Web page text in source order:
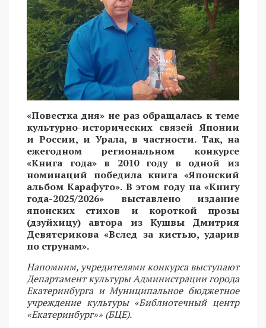
«Повестка дня» не раз обращалась к теме
культурно-исторических связей Японии
и России, и Урала, в частности. Так, на
ежегодном региональном конкурсе
«Книга года» в 2010 году в одной из
номинаций победила книга «Японский
альбом Карафуто». В этом году на «Книгу
года-2025/2026» выставлено издание
японских стихов и короткой прозы
(дзуйхицу) автора из Кушвы Дмитрия
Девятерикова «Вслед за кистью, ударив
по струнам».
Напомним, учредителями конкурса выступают
Департамент культуры Администрации города
Екатеринбурга и Муниципальное бюджетное
учреждение культуры «Библиотечный центр
«Екатеринбург»» (БЦЕ).